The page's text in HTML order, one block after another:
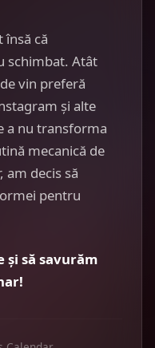
însă că
schimbat. Atât
vin preferă
și alte
a nu transforma
mecanică de
am decis să
pentru
și să savurăm